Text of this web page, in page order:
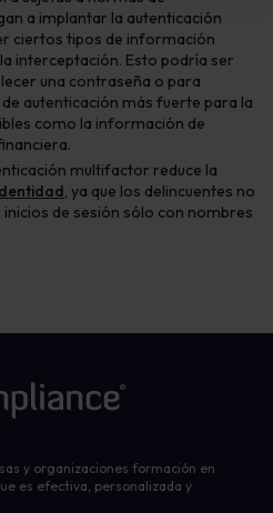
a implantar la autenticación
ciertos tipos de información
interceptación. Esto podría ser
una contraseña o para
autenticación más fuerte para la
como la información de
multifactor reduce la
, ya que los delincuentes no
de sesión sólo con nombres
y organizaciones formación en
es efectiva, personalizada y